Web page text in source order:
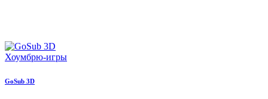
Хоумбрю-игры
GoSub 3D